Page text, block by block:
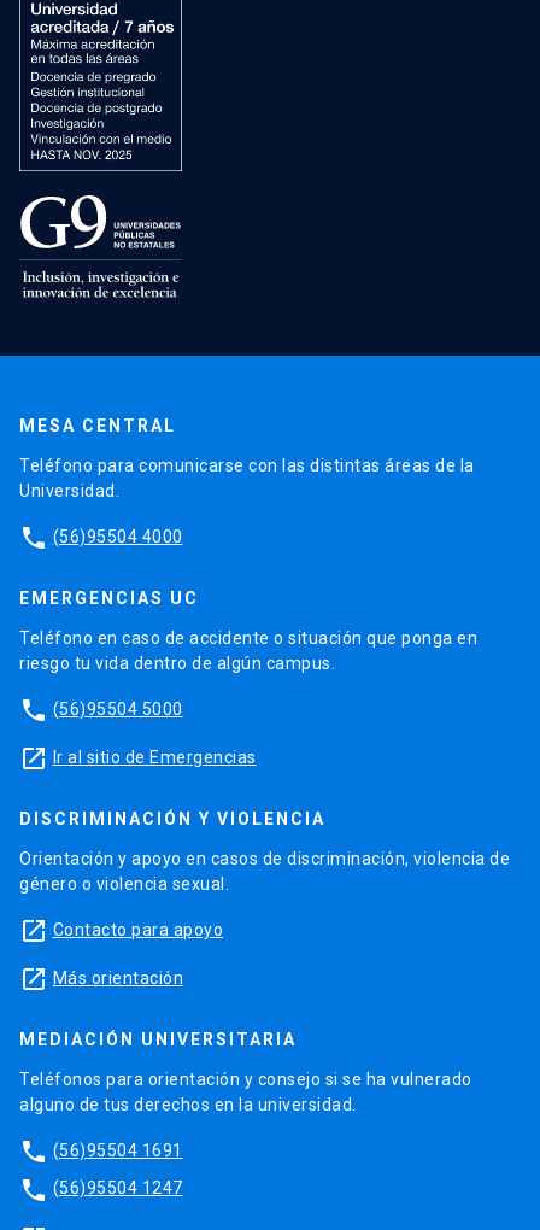
MESA CENTRAL
Teléfono para comunicarse con las distintas áreas de la
Universidad.
phone (56)95504 4000
EMERGENCIAS UC
Teléfono en caso de accidente o situación que ponga en
riesgo tu vida dentro de algún campus.
phone (56)95504 5000
launch Ir al sitio de Emergencias
DISCRIMINACIÓN Y VIOLENCIA
Orientación y apoyo en casos de discriminación, violencia de
género o violencia sexual.
launch Contacto para apoyo
launch Más orientación
MEDIACIÓN UNIVERSITARIA
Teléfonos para orientación y consejo si se ha vulnerado
alguno de tus derechos en la universidad.
phone (56)95504 1691
phone (56)95504 1247